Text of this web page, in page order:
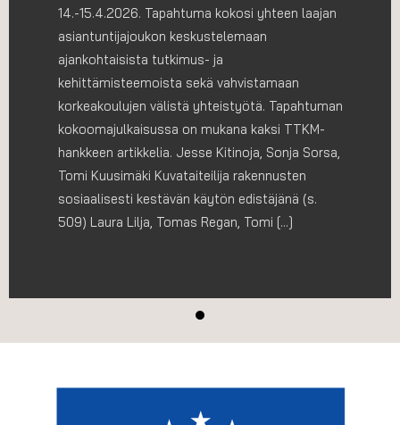
14.-15.4.2026. Tapahtuma kokosi yhteen laajan
asiantuntijajoukon keskustelemaan
ajankohtaisista tutkimus- ja
kehittämisteemoista sekä vahvistamaan
korkeakoulujen välistä yhteistyötä. Tapahtuman
kokoomajulkaisussa on mukana kaksi TTKM-
hankkeen artikkelia. Jesse Kitinoja, Sonja Sorsa,
Tomi Kuusimäki Kuvataiteilija rakennusten
sosiaalisesti kestävän käytön edistäjänä (s.
509) Laura Lilja, Tomas Regan, Tomi […]